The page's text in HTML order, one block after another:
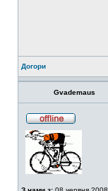
Догори
Gvademaus